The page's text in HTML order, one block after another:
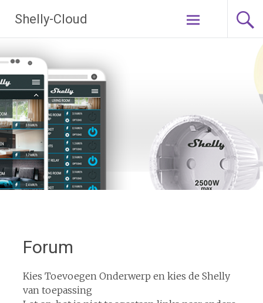
naar
de
Shelly-Cloud
Forum
Kies Toevoegen Onderwerp en kies de Shelly
van toepassing